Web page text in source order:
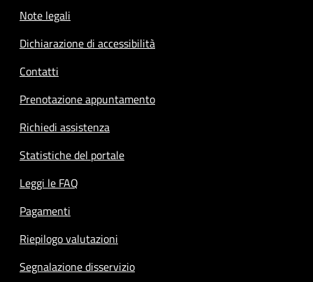
Note legali
Dichiarazione di accessibilità
Contatti
Prenotazione appuntamento
Richiedi assistenza
Statistiche del portale
Leggi le FAQ
Pagamenti
Riepilogo valutazioni
Segnalazione disservizio